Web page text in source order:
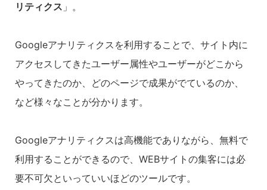
リティクス 」。
Googleアナリティクスを利用することで、サイト内に
アクセスしてきたユーザー属性やユーザーがどこから
やってきたのか、どのページで成果がでているのか、
など様々なことが分かります。
Googleアナリティクスは高機能でありながら、無料で
利用することができるので、WEBサイトの集客には必
要不可欠といっていいほどのツールです。